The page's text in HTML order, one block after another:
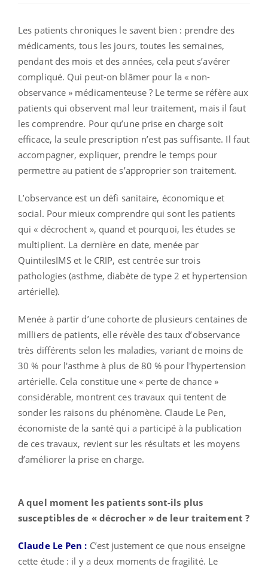
Les patients chroniques le savent bien : prendre des
médicaments, tous les jours, toutes les semaines,
pendant des mois et des années, cela peut s’avérer
compliqué. Qui peut-on blâmer pour la « non-
observance » médicamenteuse ? Le terme se réfère aux
patients qui observent mal leur traitement, mais il faut
les comprendre. Pour qu’une prise en charge soit
efficace, la seule prescription n’est pas suffisante. Il faut
accompagner, expliquer, prendre le temps pour
permettre au patient de s’approprier son traitement.
L’observance est un défi sanitaire, économique et
social. Pour mieux comprendre qui sont les patients
qui « décrochent », quand et pourquoi, les études se
multiplient. La dernière en date, menée par
QuintilesIMS et le CRIP, est centrée sur trois
pathologies (asthme, diabète de type 2 et hypertension
artérielle).
Menée à partir d’une cohorte de plusieurs centaines de
milliers de patients, elle révèle des taux d’observance
très différents selon les maladies, variant de moins de
30 % pour l'asthme à plus de 80 % pour l'hypertension
artérielle. Cela constitue une « perte de chance »
considérable, montrent ces travaux qui tentent de
sonder les raisons du phénomène. Claude Le Pen,
économiste de la santé qui a participé à la publication
de ces travaux, revient sur les résultats et les moyens
d’améliorer la prise en charge.
A quel moment les patients sont-ils plus
susceptibles de « décrocher » de leur traitement ?
Claude Le Pen : C’est justement ce que nous enseigne
cette étude : il y a deux moments de fragilité. Le